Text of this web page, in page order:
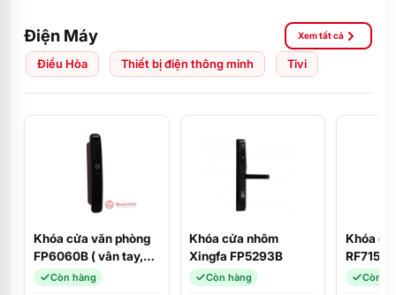
Điện Máy Xem tất cả
Điều Hòa Thiết bị điện thông minh Tivi
Khóa cửa văn phòng
FP6060B ( vân tay,
thẻ)Còn hàng
Khóa cửa nhôm
Xingfa FP5293B
Còn hàng
Khóa
RF7153S
Còn